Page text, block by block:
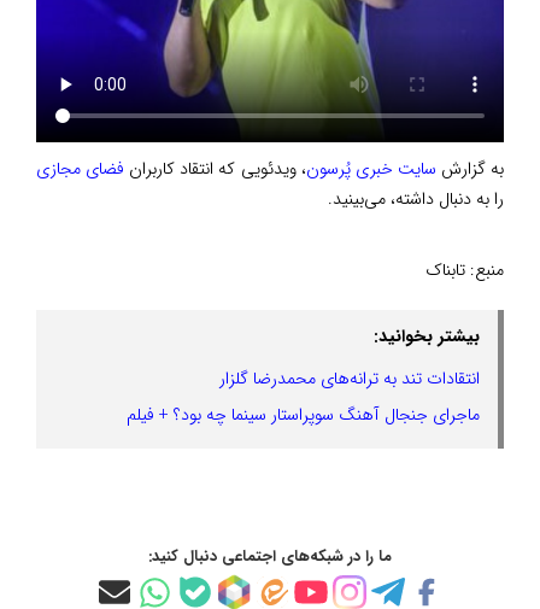
به گزارش سایت خبری پُرسون، ویدئویی که انتقاد کاربران فضای مجازی
را به دنبال داشته، می‌بینید.
منبع: تابناک
بیشتر بخوانید:
انتقادات تند به ترانه‌های محمدرضا گلزار
ماجرای جنجال آهنگ سوپراستار سینما چه بود؟ + فیلم
ما را در شبکه‌های اجتماعی دنبال کنید: